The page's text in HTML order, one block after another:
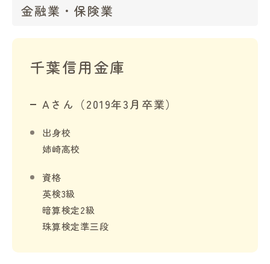
金融業・保険業
千葉信用金庫
Aさん（2019年3月卒業）
出身校
姉崎高校
資格
英検3級
暗算検定2級
珠算検定準三段